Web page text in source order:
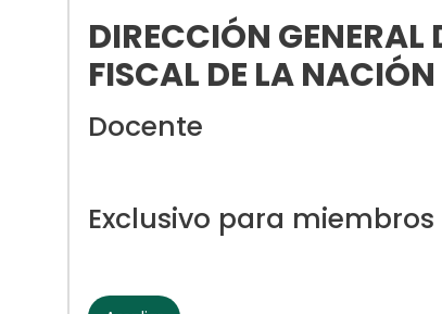
DIRECCIÓN
FISCAL DE LA
Docente
Exclusivo para miembros